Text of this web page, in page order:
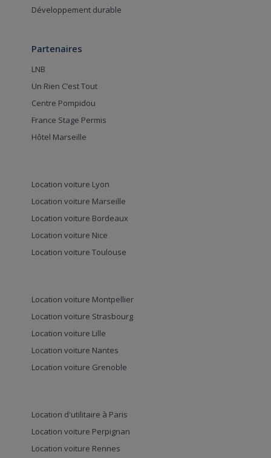
Développement durable
Partenaires
LNB
Un Rien C’est Tout
Centre Pompidou
France Stage Permis
Hôtel Marseille
Location voiture Lyon
Location voiture Marseille
Location voiture Bordeaux
Location voiture Nice
Location voiture Toulouse
Location voiture Montpellier
Location voiture Strasbourg
Location voiture Lille
Location voiture Nantes
Location voiture Grenoble
Location d'utilitaire à Paris
Location voiture Perpignan
Location voiture Rennes